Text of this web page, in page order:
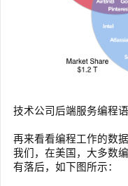
技术公司后端服务编程
再来看看编程工作的数
我们，在美国，大多数
有落后，如下图所示：